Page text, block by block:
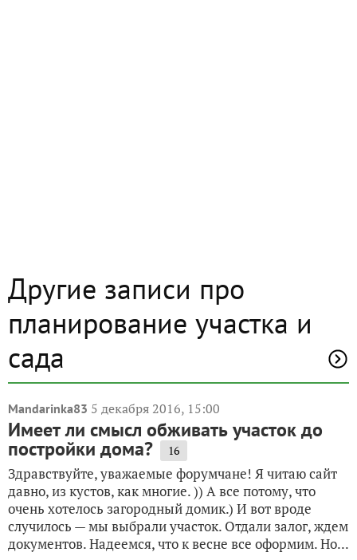
Другие записи про
планирование участка и
сада
Mandarinka83 5 декабря 2016, 15:00
Имеет ли смысл обживать участок до
постройки дома? 16
Здравствуйте, уважаемые форумчане! Я читаю сайт
давно, из кустов, как многие. )) А все потому, что
очень хотелось загородный домик.) И вот вроде
случилось — мы выбрали участок. Отдали залог, ждем
документов. Надеемся, что к весне все оформим. Но...